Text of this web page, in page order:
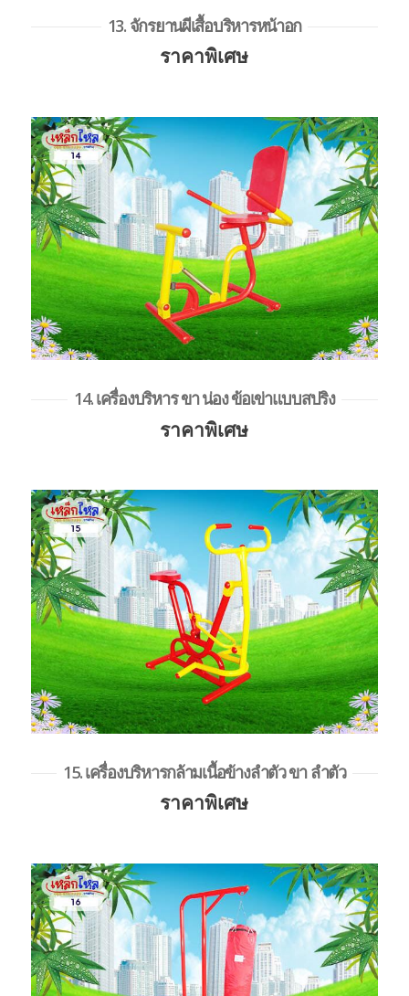
13. จักรยานผีเสื้อบริหารหน้าอก
ราคาพิเศษ
14. เครื่องบริหาร ขา น่อง ข้อเข่าแบบสปริง
ราคาพิเศษ
15. เครื่องบริหารกล้ามเนื้อข้างลำตัว ขา ลำตัว
ราคาพิเศษ